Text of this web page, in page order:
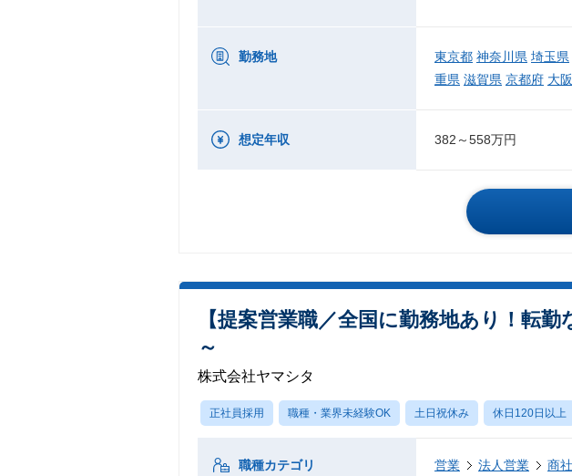
勤務地 東京都 神奈川県 埼玉県
重県 滋賀県 京都府 大
想定年収 382～558万円
【提案営業職／全国に勤務地あり！転
～
株式会社ヤマシタ
正社員採用 職種・業界未経験OK 土日祝休み 休日120日以上
職種カテゴリ 営業 法人営業 商